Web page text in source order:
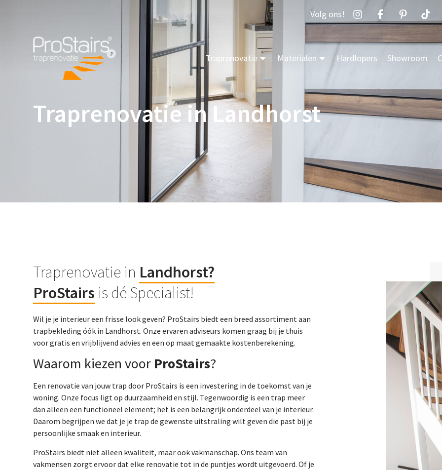
Volg ons!
Traprenovatie Materialen Hardlopers Showroom
Traprenovatie in Landhorst
Traprenovatie in Landhorst?
ProStairs is dé Specialist!
Wil je je interieur een frisse look geven? ProStairs biedt een breed assortiment aan
trapbekleding óók in Landhorst. Onze ervaren adviseurs komen graag bij je thuis
voor gratis en vrijblijvend advies en een op maat gemaakte kostenberekening.
Waarom kiezen voor ProStairs?
Een renovatie van jouw trap door ProStairs is een investering in de toekomst van je
woning. Onze focus ligt op duurzaamheid en stijl. Tegenwoordig is een trap meer
dan alleen een functioneel element; het is een belangrijk onderdeel van je interieur.
Daarom begrijpen we dat je je trap de gewenste uitstraling wilt geven die past bij je
persoonlijke smaak en interieur.
ProStairs biedt niet alleen kwaliteit, maar ook vakmanschap. Ons team van
vakmensen zorgt ervoor dat elke renovatie tot in de puntjes wordt uitgevoerd. Of je